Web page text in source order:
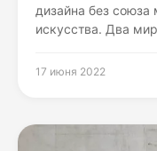
дизайна без
искусства. Два
17 июня 2022